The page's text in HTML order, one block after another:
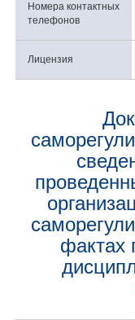
Номера контактных
телефонов
Лицензия
фактах